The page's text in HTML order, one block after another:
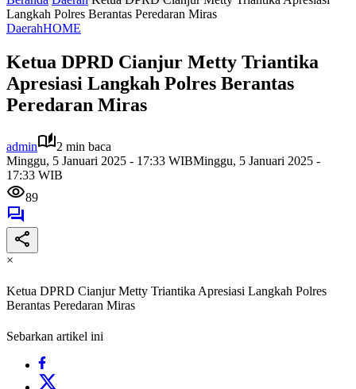
Langkah Polres Berantas Peredaran Miras
DaerahHOME
Ketua DPRD Cianjur Metty Triantika
Apresiasi Langkah Polres Berantas
Peredaran Miras
admin
2 min baca
Minggu, 5 Januari 2025 - 17:33 WIBMinggu, 5 Januari 2025 -
17:33 WIB
89
×
Ketua DPRD Cianjur Metty Triantika Apresiasi Langkah Polres
Berantas Peredaran Miras
Sebarkan artikel ini